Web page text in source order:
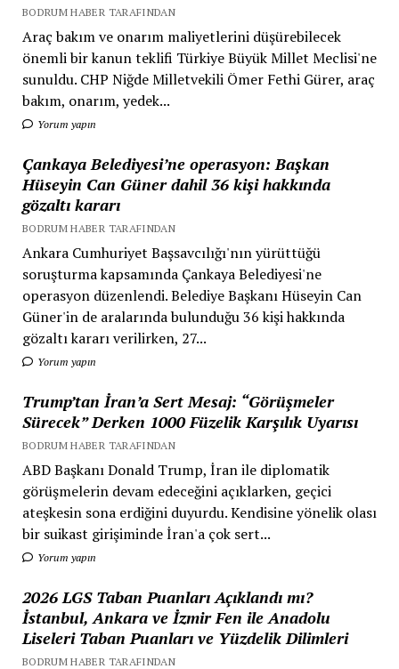
BODRUM HABER TARAFINDAN
Araç bakım ve onarım maliyetlerini düşürebilecek
önemli bir kanun teklifi Türkiye Büyük Millet Meclisi'ne
sunuldu. CHP Niğde Milletvekili Ömer Fethi Gürer, araç
bakım, onarım, yedek...
Yorum yapın
Çankaya Belediyesi’ne operasyon: Başkan
Hüseyin Can Güner dahil 36 kişi hakkında
gözaltı kararı
BODRUM HABER TARAFINDAN
Ankara Cumhuriyet Başsavcılığı'nın yürüttüğü
soruşturma kapsamında Çankaya Belediyesi'ne
operasyon düzenlendi. Belediye Başkanı Hüseyin Can
Güner'in de aralarında bulunduğu 36 kişi hakkında
gözaltı kararı verilirken, 27...
Yorum yapın
Trump’tan İran’a Sert Mesaj: “Görüşmeler
Sürecek” Derken 1000 Füzelik Karşılık Uyarısı
BODRUM HABER TARAFINDAN
ABD Başkanı Donald Trump, İran ile diplomatik
görüşmelerin devam edeceğini açıklarken, geçici
ateşkesin sona erdiğini duyurdu. Kendisine yönelik olası
bir suikast girişiminde İran'a çok sert...
Yorum yapın
2026 LGS Taban Puanları Açıklandı mı?
İstanbul, Ankara ve İzmir Fen ile Anadolu
Liseleri Taban Puanları ve Yüzdelik Dilimleri
BODRUM HABER TARAFINDAN